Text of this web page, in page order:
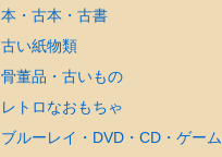
本・古本・古書
古い紙物類
骨董品・古いもの
レトロなおもちゃ
ブルーレイ・DVD・CD・ゲーム